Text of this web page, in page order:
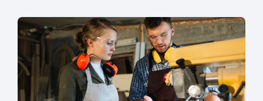
zdravstvene zaštite žena). Razdoblje PNR za koje
osiguraniku pripada pravo na naknadu plaće u skladu sa
Zakonom o obveznom zdravstvenom osiguranju
(“Narodne novine”, broj: 80/13, 137/13, 98/19, 33/23,
105/25, […]